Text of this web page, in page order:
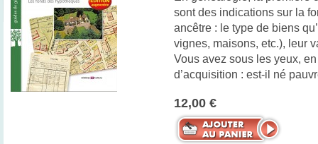
sont des indications sur la
ancêtre : le type de biens
vignes, maisons, etc.), leur
Vous avez sous les yeux,
d’acquisition : est-il né
12,00 €